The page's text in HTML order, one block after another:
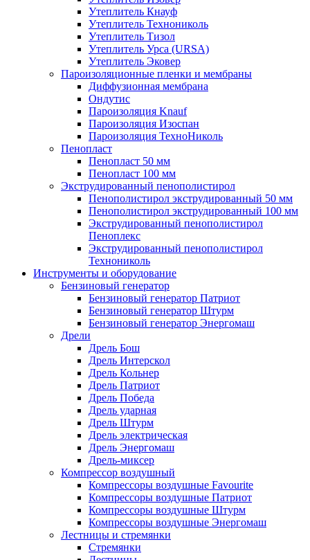
Утеплитель Кнауф
Утеплитель Технониколь
Утеплитель Тизол
Утеплитель Урса (URSA)
Утеплитель Эковер
Пароизоляционные пленки и мембраны
Диффузионная мембрана
Ондутис
Пароизоляция Knauf
Пароизоляция Изоспан
Пароизоляция ТехноНиколь
Пенопласт
Пенопласт 50 мм
Пенопласт 100 мм
Экструдированный пенополистирол
Пенополистирол экструдированный 50 мм
Пенополистирол экструдированный 100 мм
Экструдированный пенополистирол
Пеноплекс
Экструдированный пенополистирол
Технониколь
Инструменты и оборудование
Бензиновый генератор
Бензиновый генератор Патриот
Бензиновый генератор Штурм
Бензиновый генератор Энергомаш
Дрели
Дрель Бош
Дрель Интерскол
Дрель Кольнер
Дрель Патриот
Дрель Победа
Дрель ударная
Дрель Штурм
Дрель электрическая
Дрель Энергомаш
Дрель-миксер
Компрессор воздушный
Компрессоры воздушные Favourite
Компрессоры воздушные Патриот
Компрессоры воздушные Штурм
Компрессоры воздушные Энергомаш
Лестницы и стремянки
Стремянки